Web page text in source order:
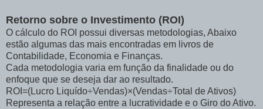
Retorno sobre o Investimento (ROI)
O cálculo do ROI possui diversas metodologias, Abaixo
estão algumas das mais encontradas em livros de
Contabilidade, Economia e Finanças.
Cada metodologia varia em função da finalidade ou do
enfoque que se deseja dar ao resultado.
ROI=(Lucro Liquído÷Vendas)×(Vendas÷Total de Ativos)
Representa a relação entre a lucratividade e o Giro do Ativo.